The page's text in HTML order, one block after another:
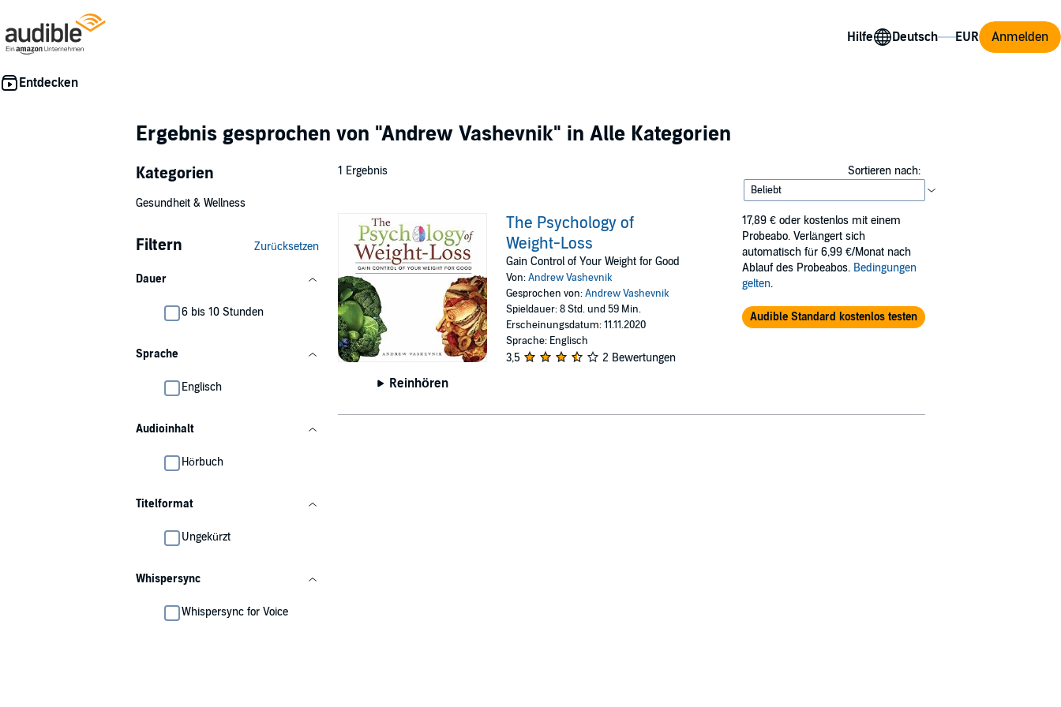
Hilfe Anmelden
Ergebnis gesprochen von "Andrew Vashevnik" in Alle Kategorien
Kategorien
Gesundheit & Wellness
Filtern Zurücksetzen
Dauer
6 bis 10 Stunden
Sprache
Englisch
Audioinhalt
Hörbuch
Titelformat
Ungekürzt
Whispersync
Whispersync for Voice
1 Ergebnis Sortieren nach:
Reinhören
The Psychology of
Weight-Loss
Gain Control of Your Weight for Good
Von:Andrew Vashevnik
Gesprochen von:Andrew Vashevnik
Spieldauer: 8 Std. und 59 Min.
Erscheinungsdatum: 11.11.2020
Sprache: Englisch
3,5 2 Bewertungen
17,89 € oder kostenlos mit einem
Probeabo. Verlängert sich
automatisch für 6,99 €/Monat nach
Ablauf des Probeabos. Bedingungen
gelten.
Audible Standard kostenlos testen